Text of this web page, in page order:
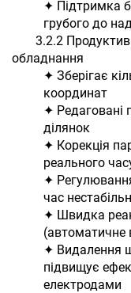
✦ Підтримка
грубого до
3.2.2
обладнання
✦ Зберігає
координат
✦ Редаговані
ділянок
✦ Корекція
реального
✦
час
✦ Швидка
(автоматичне
✦ Видалення
підвищує
електродами